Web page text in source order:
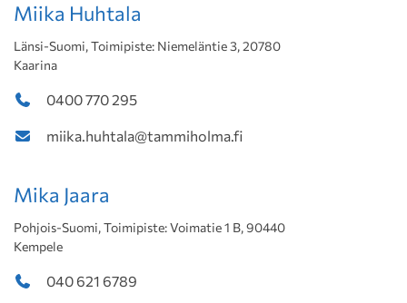
Miika Huhtala
Länsi-Suomi, Toimipiste: Niemeläntie 3, 20780
Kaarina
0400 770 295
miika.huhtala@tammiholma.fi
Mika Jaara
Pohjois-Suomi, Toimipiste: Voimatie 1 B, 90440
Kempele
040 621 6789